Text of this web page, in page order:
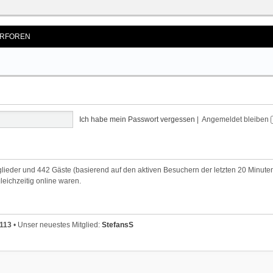
Ich habe mein Passwort vergessen Angemeldet bleiben
und 442 Gäste (basierend auf den aktiven Besuchern der letzten 20
online waren.
• Unser neuestes Mitglied: StefansS